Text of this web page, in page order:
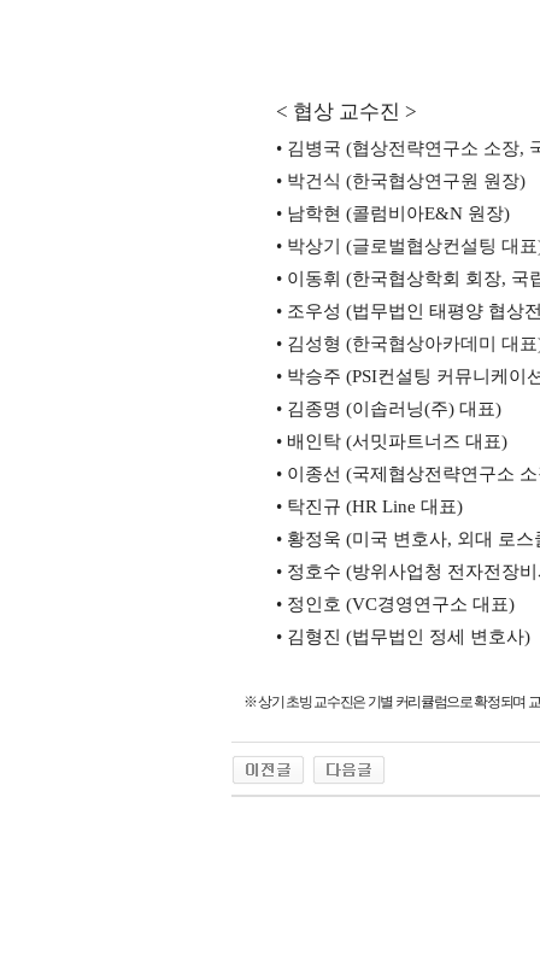
< 협상 교수진 >
• 김병국 (협상전략연구소 소장,
• 박건식 (한국협상연구원 원장)
• 남학현 (콜럼비아E&N 원장)
• 박상기 (글로벌협상컨설팅 대표
• 이동휘 (한국협상학회 회장, 국
• 조우성 (법무법인 태평양 협상
• 김성형 (한국협상아카데미 대표
• 박승주 (PSI컨설팅 커뮤니케이
• 김종명 (이솝러닝(주) 대표)
• 배인탁 (서밋파트너즈 대표)
• 이종선 (국제협상전략연구소
• 탁진규 (HR Line 대표)
• 황정욱 (미국 변호사, 외대 로스
• 정호수 (방위사업청 전자전장
• 정인호 (VC경영연구소 대표)
• 김형진 (법무법인 정세 변호사)
※상기 초빙 교수진은 기별 커리큘럼으로 확정되며